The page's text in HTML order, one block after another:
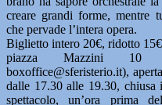
creare grandi forme, mentre
che pervade l’intera opera.
Biglietto intero 20€, ridotto
piazza Mazzini 10 a
boxoffice@sferisterio.it),
dalle 17.30 alle 19.30,
spettacolo, un’ora prima